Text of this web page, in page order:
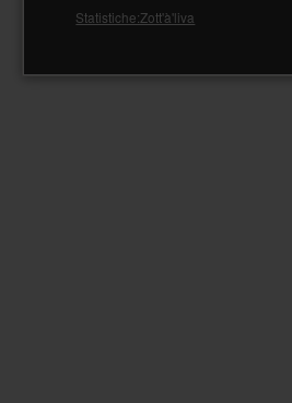
Statistiche:Zott'à'liva